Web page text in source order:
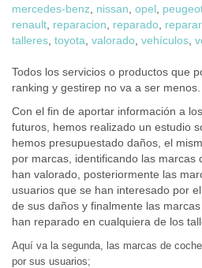
mercedes-benz
nissan opel
renault reparacion reparado reparar,
talleres toyota valorado vehículos
Todos los servicios o productos que
ranking y gestirep no va a ser menos.
Con el fin de aportar información a
futuros, hemos realizado un estudio
hemos presupuestado daños, el
por marcas, identificando las marcas
han valorado, posteriormente las
usuarios que se han interesado por
de sus daños y finalmente las
han reparado en cualquiera de los
Aquí va la segunda, las marcas de
por sus usuarios;